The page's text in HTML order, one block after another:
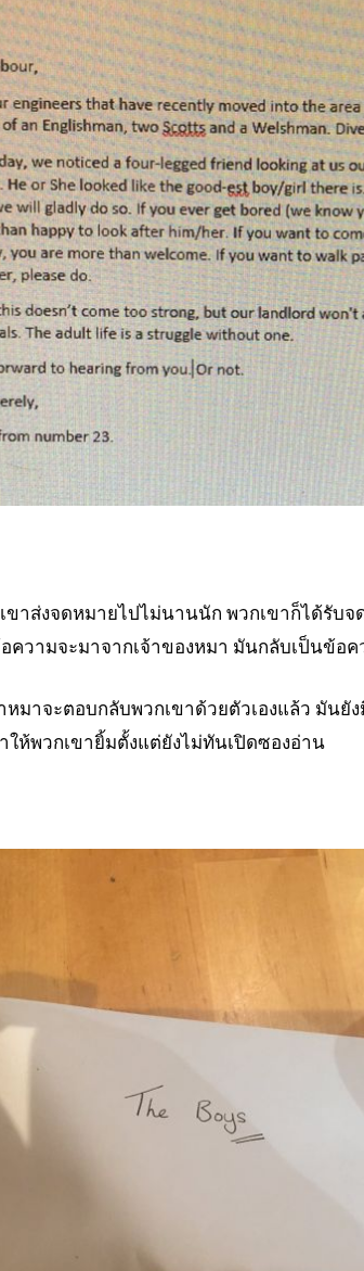
ขาส่งจดหมายไปไม่นานนัก พวกเขาก็ได้รับ
ความจะมาจากเจ้าของหมา มันกลับเป็นข้อค
หมาจะตอบกลับพวกเขาด้วยตัวเองแล้ว มันยั
ห้พวกเขายิ้มตั้งแต่ยังไม่ทันเปิดซองอ่าน